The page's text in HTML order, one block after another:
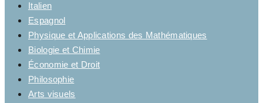
Italien
Espagnol
Physique et Applications des Mathématiques
Biologie et Chimie
Économie et Droit
Philosophie
Arts visuels